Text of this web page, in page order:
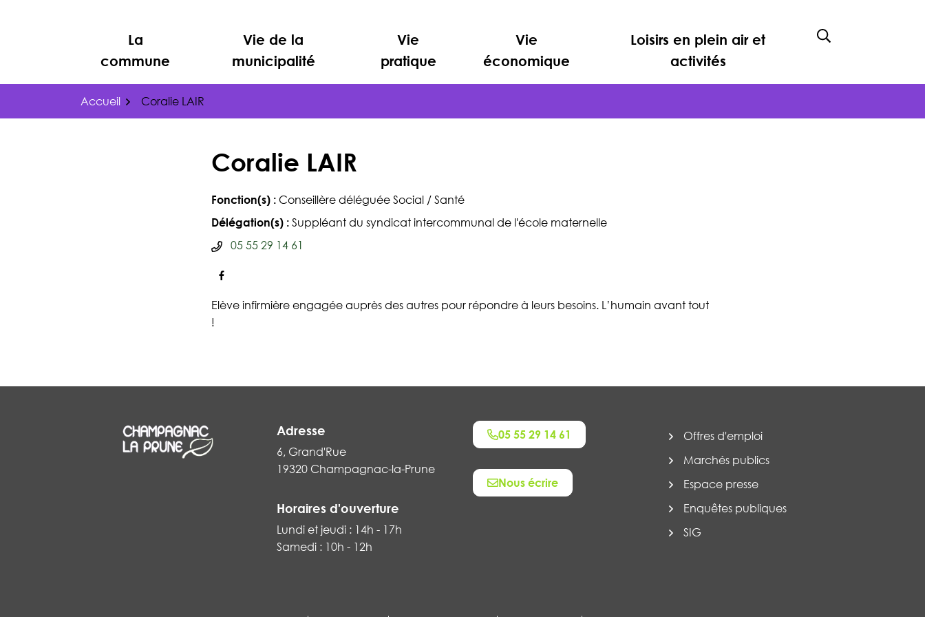
La
commune
Vie de la
municipalité
Vie
pratique
Vie
économique
Loisirs en plein air et
activités
Afficher la
Accueil Coralie LAIR
Coralie LAIR
Fonction(s) : Conseillère déléguée Social / Santé
Délégation(s) : Suppléant du syndicat intercommunal de l'école maternelle
Numéro de téléphone
05 55 29 14 61
Facebook
Elève infirmière engagée auprès des autres pour répondre à leurs besoins. L’humain avant tout
!
Adresse
6, Grand'Rue
19320 Champagnac-la-Prune
Horaires d'ouverture
Lundi et jeudi : 14h - 17h
Samedi : 10h - 12h
05 55 29 14 61
Nous écrire
Offres d'emploi
Marchés publics
Espace presse
Enquêtes publiques
SIG